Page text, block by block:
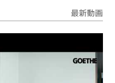
最新動画